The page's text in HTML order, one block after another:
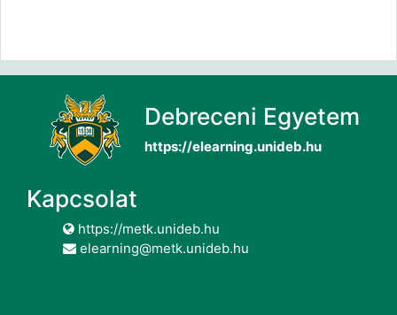
Debreceni Egyetem
https://elearning.unideb.hu
Kapcsolat
https://metk.unideb.hu
elearning@metk.unideb.hu